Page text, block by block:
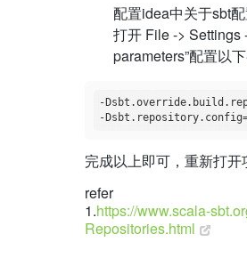
配置idea中关于sbt
打开 File -> Settings
parameters”配置以
-
-Dsbt.repository.config
完成以上即可，重新打开
refer
1.https://www.scala-
Repositories.html